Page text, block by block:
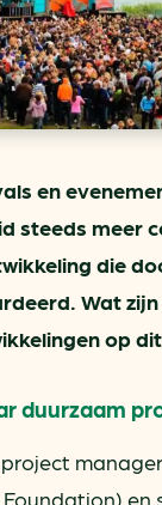
en
steeds meer
die
Wat
op
duurzaam
Foundation) en